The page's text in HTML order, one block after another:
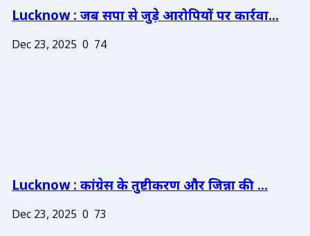
Lucknow : जब सपा से जुड़े आरोपियों पर कार्रवा...
Dec 23, 2025 0 74
Lucknow : कांग्रेस के तुष्टीकरण और जिन्ना की ...
Dec 23, 2025 0 73